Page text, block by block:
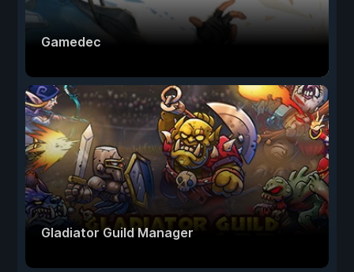
Gamedec
Gladiator Guild Manager